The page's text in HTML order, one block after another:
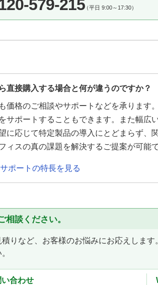
579-215（平日 9:00～17:30）
直接購入する場合と何が違うのですか？
価格のご相談やサポートなどを承ります
サポートすることもできます。また幅広
に応じて特定製品の導入にとどまらず、
ィスの真の課題を解決するご提案が可能で
ポートの特長を見る
相談ください。
りなど、お客様のお悩みにお応えします
合わせ